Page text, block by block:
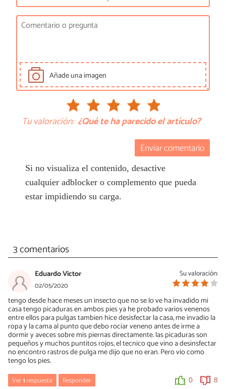
Añade una imagen
Tu valoración: ¿Qué te ha parecido el artículo?
Enviar comentario
Si no visualiza el contenido, desactive
cualquier adblocker o complemento que pueda
estar impidiendo su carga.
3 comentarios
Su valoración:
Eduardo Victor
02/05/2020
tengo desde hace meses un insecto que no se lo ve ha invadido mi
casa tengo picaduras en ambos pies ya he probado varios venenos
entre ellos para pulgas tambien hice desisfectar la casa, me invadio la
ropa y la cama al punto que debo rociar veneno antes de irme a
dormir y aveces sobre mis piernas directamente. las picaduras son
pequeños y muchos puntitos rojos, el tecnico que vino a desinsfectar
no encontro rastros de pulga me dijo que no eran. Pero vio como
tengo los pies.
Ver1respuesta Responder 0 8